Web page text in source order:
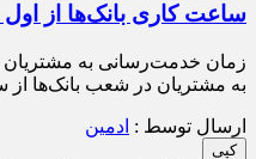
ساعت کاری بانک‌ها از
به مشتریان در شعب بانک‌ها از ساعت ۷:۳۰ تا ۱۲:۳۰ و ساعات حضور کارکنان در شعب از ساعت ۷:۰۰
ارسال توسط : ادمین
کپی